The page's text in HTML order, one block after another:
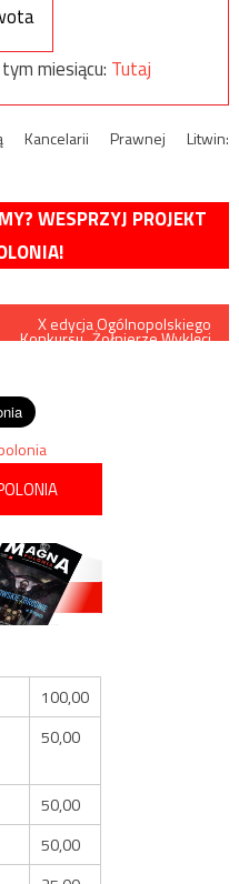
miesiącu: Tutaj
Kancelarii Prawnej Litwin:
WESPRZYJ PROJEKT
X edycja Ogólnopolskiego
Konkursu „Żołnierze Wyklęci
100,00
50,00
50,00
50,00